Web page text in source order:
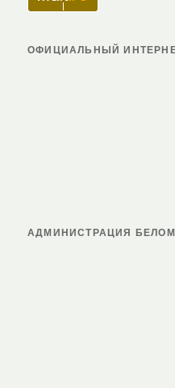
ОФИЦИАЛЬНЫЙ
АДМИНИСТРАЦИЯ